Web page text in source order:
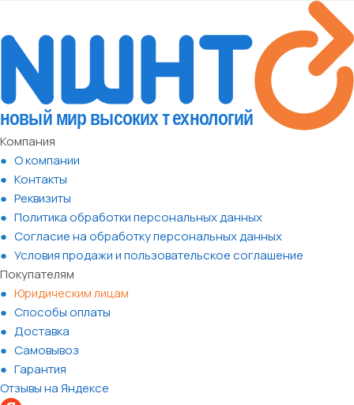
Компания
О компании
Контакты
Реквизиты
Политика обработки персональных данных
Согласие на обработку персональных данных
Условия продажи и пользовательское соглашение
Покупателям
Юридическим лицам
Способы оплаты
Доставка
Самовывоз
Гарантия
Отзывы на Яндексе